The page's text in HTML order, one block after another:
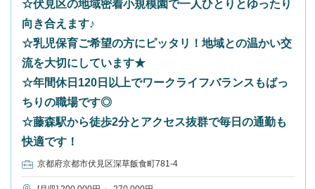
☆伏見区の地域密着小規模園で一人ひとりとゆったり
向き合えます♪
☆乳児保育ご希望の方にピッタリ！地域との温かい交
流を大切にしています★
☆年間休日120日以上でワークライフバランスもばっ
ちりの職場です◎
☆藤森駅から徒歩2分とアクセス抜群で毎日の通勤も
快適です！
京都府京都市伏見区深草飯食町781-4